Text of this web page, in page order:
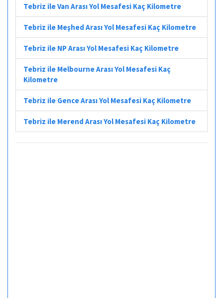
Tebriz ile Van Arası Yol Mesafesi Kaç Kilometre
Tebriz ile Meşhed Arası Yol Mesafesi Kaç Kilometre
Tebriz ile NP Arası Yol Mesafesi Kaç Kilometre
Tebriz ile Melbourne Arası Yol Mesafesi Kaç
Kilometre
Tebriz ile Gence Arası Yol Mesafesi Kaç Kilometre
Tebriz ile Merend Arası Yol Mesafesi Kaç Kilometre